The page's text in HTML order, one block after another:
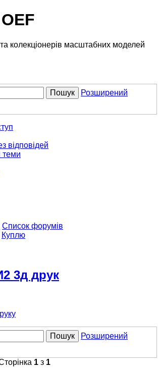
колекціонерів масштабних моделей
Пошук
Розширений
відповідей
теми
Список форумів
Куплю
3д друк
Пошук
Розширений
1 з 1